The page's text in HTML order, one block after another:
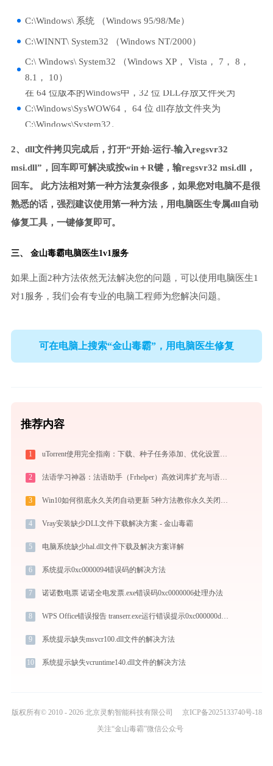
C:\Windows\ 系统 （Windows 95/98/Me）
C:\WINNT\ System32 （Windows NT/2000）
C:\ Windows\ System32 （Windows XP， Vista， 7， 8，
8.1， 10）
在 64 位版本的Windows中，32 位 DLL存放文件夹为
C:\Windows\SysWOW64， 64 位 dll存放文件夹为
C:\Windows\System32。
2、dll文件拷贝完成后，打开“开始-运行-输入regsvr32
msi.dll”，回车即可解决或按win＋R键，输regsvr32 msi.dll，
回车。 此方法相对第一种方法复杂很多，如果您对电脑不是很
熟悉的话，强烈建议使用第一种方法，用电脑医生专属dll自动
修复工具，一键修复即可。
三、 金山毒霸电脑医生1v1服务
如果上面2种方法依然无法解决您的问题，可以使用电脑医生1
对1服务，我们会有专业的电脑工程师为您解决问题。
可在电脑上搜索“金山毒霸”，用电脑医生修复
推荐内容
1 uTorrent使用完全指南：下载、种子任务添加、优化设置与BT客户端对比
2 法语学习神器：法语助手（Frhelper）高效词库扩充与语法攻克秘籍：frhelper.ijinshan.com 安全绿色指南
3 Win10如何彻底永久关闭自动更新 5种方法教你永久关闭win10自动更新
4 Vray安装缺少DLL文件下载解决方案 - 金山毒霸
5 电脑系统缺少hal.dll文件下载及解决方案详解
6 系统提示0xc0000094错误码的解决方法
7 诺诺数电票 诺诺全电发票.exe错误码0xc0000006处理办法
8 WPS Office错误报告 transerr.exe运行错误提示0xc000000d的解决办法
9 系统提示缺失msvcr100.dll文件的解决方法
10 系统提示缺失vcruntime140.dll文件的解决方法
版权所有© 2010 - 2026 北京灵豹智能科技有限公司
京ICP备2025133740号-18
关注“金山毒霸”微信公众号